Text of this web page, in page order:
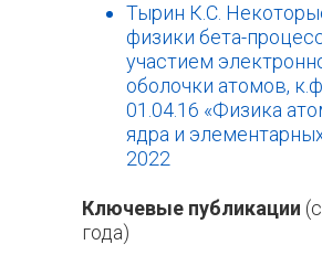
Тырин К.С.
физики бета-
участием
оболочки атомов,
01.04.16 «Физика
ядра и
2022
Ключевые публикации
года)